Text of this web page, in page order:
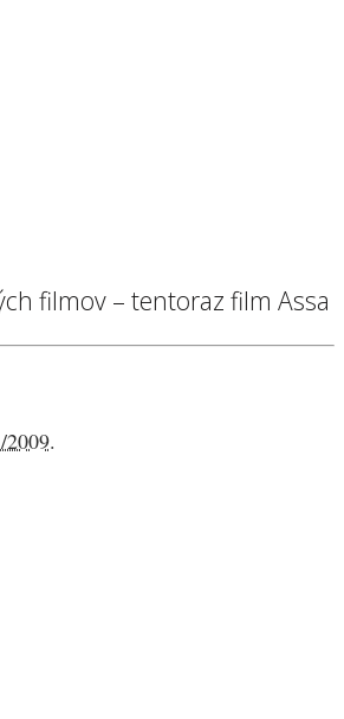
filmov – tentoraz film Assa
2009.